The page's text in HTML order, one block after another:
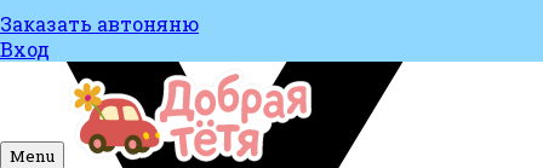
Заказать автоняню
Вход
Menu